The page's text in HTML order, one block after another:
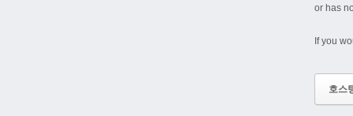
or has
If you
호스